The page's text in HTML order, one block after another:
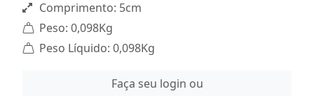
Comprimento: 5cm
Peso: 0,098Kg
Peso Líquido: 0,098Kg
Faça seu login ou